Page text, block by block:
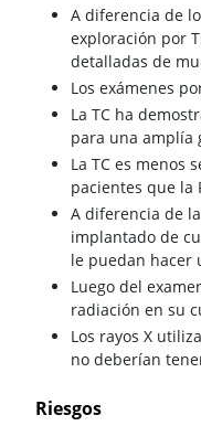
A diferencia de
exploración por
detalladas de
Los exámenes
La TC ha
para una amplía
La TC es menos
pacientes que la
A diferencia de
implantado de
le puedan hacer
Luego del
radiación en su
Los rayos X
no deberían
Riesgos